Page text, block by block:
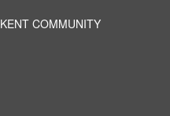
KENT COMMUNITY